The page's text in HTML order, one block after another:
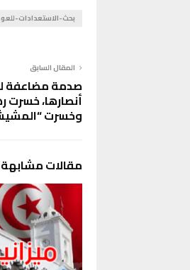
بحث-الاستعدادات-
المقال السابق
صدمة مضاعفة
أنصارها، خسرت
وخسرت
مقالات مشابهة